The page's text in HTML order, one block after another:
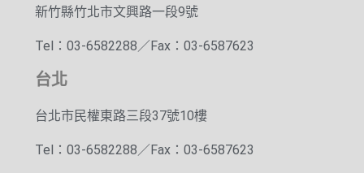
新竹縣竹北市文興路一段9號
Tel：03-6582288／Fax：03-6587623
台北
台北市民權東路三段37號10樓
Tel：03-6582288／Fax：03-6587623